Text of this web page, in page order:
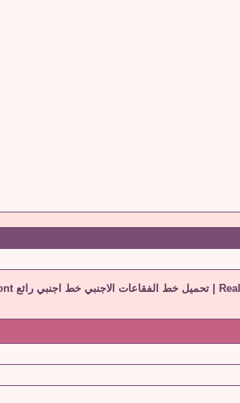
تحميل خط الفقاعات الاجنبي خط اجنبي رائع Bubblegum font